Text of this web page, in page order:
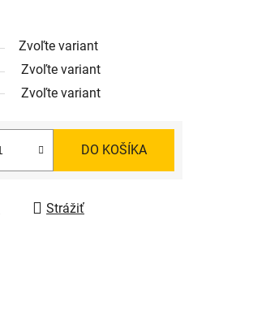
Zvoľte variant
Zvoľte variant
Zvoľte variant
DO KOŠÍKA
Strážiť